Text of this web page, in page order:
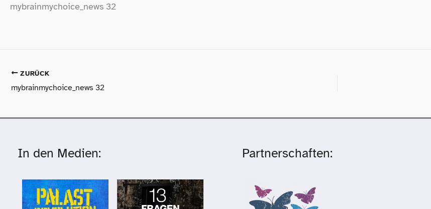
mybrainmychoice_​news 32
ZURÜCK
mybrainmychoice_​news 32
In den Medien: Partnerschaften: